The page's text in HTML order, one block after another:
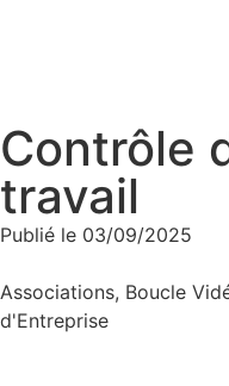
Contrôle
travail
Publié le 03/09/2025
Associations, Boucle
d'Entreprise